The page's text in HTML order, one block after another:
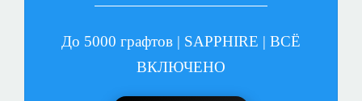
До 5000 графтов | SAPPHIRE | ВСЁ
ВКЛЮЧЕНО